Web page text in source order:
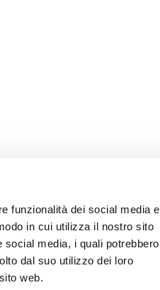
funzionalità dei social media e
in cui utilizza il nostro sito
media, i quali potrebbero
dal suo utilizzo dei loro
web.